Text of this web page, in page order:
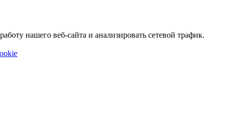
нашего веб-сайта и анализировать сетевой трафик.